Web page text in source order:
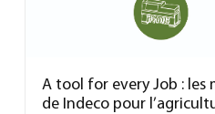
A tool for every Job : les
de Indeco pour